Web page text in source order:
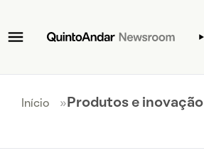
Início » Produtos e inovação